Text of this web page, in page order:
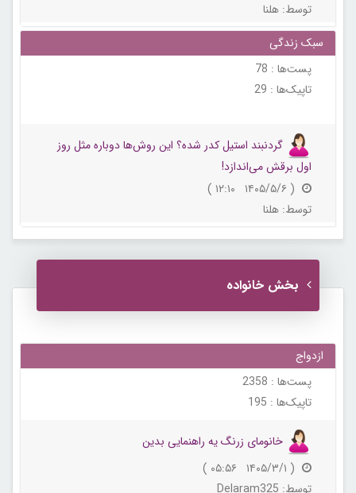
توسط: هلنا
سبک زندگی
پست‌ها : 78
تاپیک‌ها : 29
گردنبند استیل کدر شده؟ این روش‌ها دوباره مثل روز
اول برقش می‌اندازد!
( ۱۴۰۵/۵/۶ ۱۲:۱۰ )
توسط: هلنا
بخش خانواده
ازدواج
پست‌ها : 2358
تاپیک‌ها : 195
خانومای زرنگ یه راهنمایی بدین
( ۱۴۰۵/۳/۱ ۰۵:۵۶ )
توسط: Delaram325